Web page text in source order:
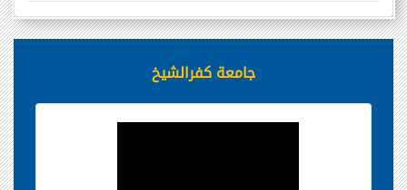
جامعة كفرالشيخ